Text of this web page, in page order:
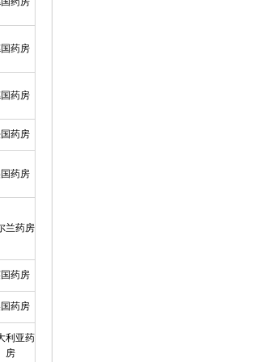
药房
药房
药房
药房
兰药房
药房
药房
利亚药
房